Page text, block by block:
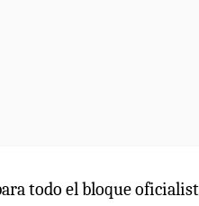
todo el bloque